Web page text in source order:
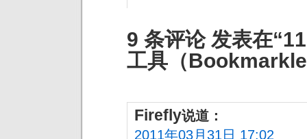
9 条评论 发表在
工具（
Firefly说道：
2011年03月31日 17:02